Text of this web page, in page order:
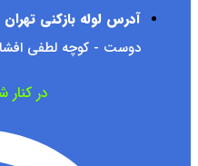
آدرس لوله بازکنی تهران
دوست - کوچه لطفی افشار
در